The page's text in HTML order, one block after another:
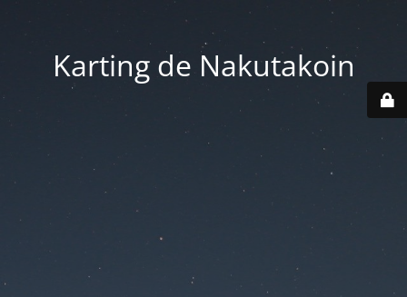
Karting de Nakutakoin